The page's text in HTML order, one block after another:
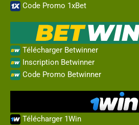
Code Promo 1xBet
Télécharger Betwinner
Inscription Betwinner
Code Promo Betwinner
Télécharger 1Win